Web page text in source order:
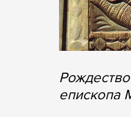
епископа